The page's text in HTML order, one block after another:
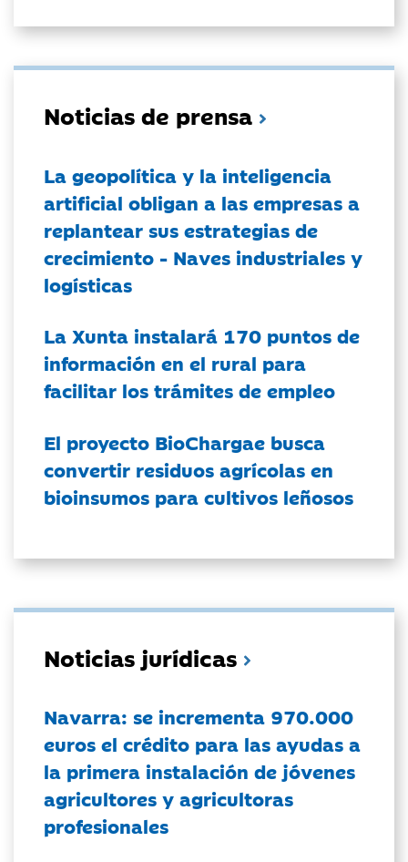
Noticias de prensa
La geopolítica y la inteligencia
artificial obligan a las empresas a
replantear sus estrategias de
crecimiento - Naves industriales y
logísticas
La Xunta instalará 170 puntos de
información en el rural para
facilitar los trámites de empleo
El proyecto BioChargae busca
convertir residuos agrícolas en
bioinsumos para cultivos leñosos
Noticias jurídicas
Navarra: se incrementa 970.000
euros el crédito para las ayudas a
la primera instalación de jóvenes
agricultores y agricultoras
profesionales